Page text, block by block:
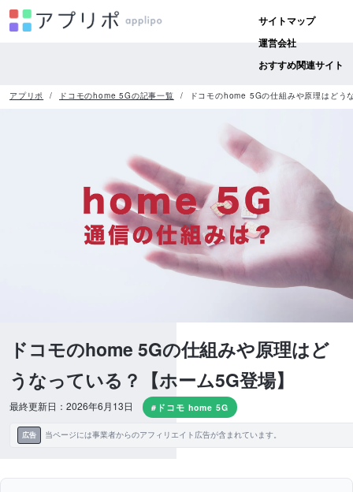
サイトマップ
運営会社
おすすめ関連サイト
アプリポ ドコモのhome 5Gの記事一覧 ドコモのhome 5Gの仕組みや原理はどう
ドコモのhome 5Gの仕組みや原理はど
うなっている？【ホーム5G登場】
最終更新日：2026年6月13日 #ドコモ home 5G
広告 当ページには事業者からのアフィリエイト広告が含まれています。